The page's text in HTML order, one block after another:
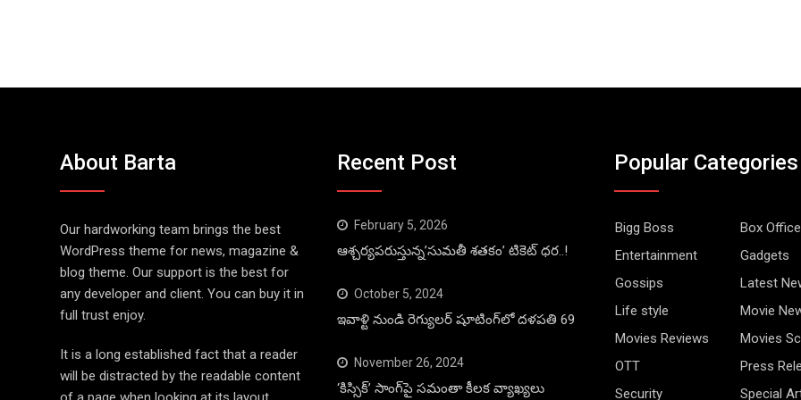
About Barta
Our hardworking team brings the best
WordPress theme for news, magazine &
blog theme. Our support is the best for
any developer and client. You can buy it in
full trust enjoy.
It is a long established fact that a reader
will be distracted by the readable content
Recent Post
February 5, 2026
ఆశ్చర్యపరుస్తున్న’సుమతీ శతకం’ టికెట్ ధర..!
October 5, 2024
ఇవాళ్టి నుండి రెగ్యులర్ షూటింగ్‌లో దళపతి 69
November 26, 2024
‘కిస్సిక్’ సాంగ్‌పై సమంతా కీలక వ్యాఖ్యలు
Popular Categories
Bigg Boss
Box Office
Entertainment
Gadgets
Gossips
Latest
Life style
Movie
Movies Reviews
Movies
OTT
Press
Security
Special